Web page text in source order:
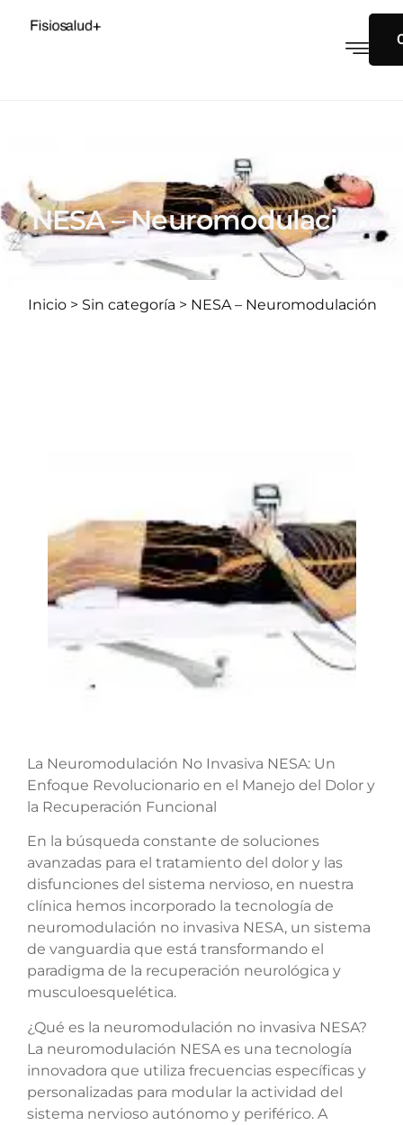
NESA – Neuromodulación
Inicio > Sin categoría > NESA – Neuromodulación
La Neuromodulación No Invasiva NESA: Un
Enfoque Revolucionario en el Manejo del Dolor y
la Recuperación Funcional
En la búsqueda constante de soluciones
avanzadas para el tratamiento del dolor y las
disfunciones del sistema nervioso, en nuestra
clínica hemos incorporado la tecnología de
neuromodulación no invasiva NESA, un sistema
de vanguardia que está transformando el
paradigma de la recuperación neurológica y
musculoesquelética.
¿Qué es la neuromodulación no invasiva NESA?
La neuromodulación NESA es una tecnología
innovadora que utiliza frecuencias específicas y
personalizadas para modular la actividad del
sistema nervioso autónomo y periférico. A